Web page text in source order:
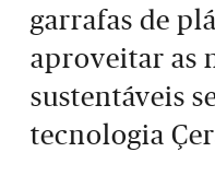
garrafas de
aproveitar as
sustentáveis
tecnologia